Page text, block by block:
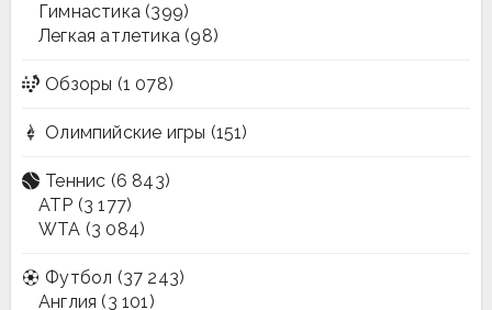
Гимнастика (399)
Легкая атлетика (98)
Обзоры (1 078)
Олимпийские игры (151)
Теннис (6 843)
ATP (3 177)
WTA (3 084)
Футбол (37 243)
Англия (3 101)